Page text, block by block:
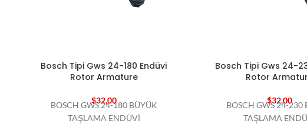
Bosch Tipi Gws 24-180 Endüvi
Rotor Armature
$32,00
BOSCH GWS 24-180 BÜYÜK
TAŞLAMA ENDÜVİ
Bosch Tipi Gws 24-
Rotor
$32,00
BOSCH GWS 24-230
TAŞLAMA